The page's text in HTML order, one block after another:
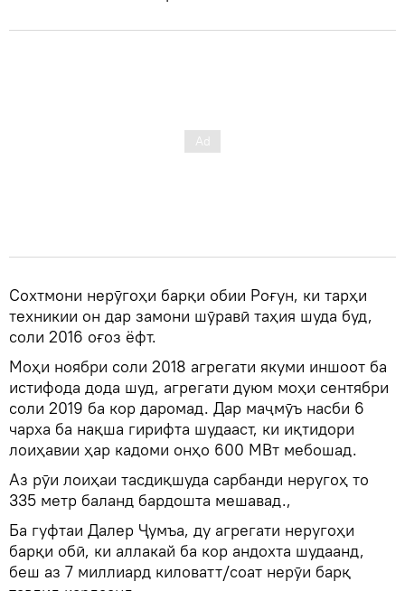
Сохтмони нерӯгоҳи барқи обии Роғун, ки тарҳи
техникии он дар замони шӯравӣ таҳия шуда буд,
соли 2016 оғоз ёфт.
Моҳи ноябри соли 2018 агрегати якуми иншоот ба
истифода дода шуд, агрегати дуюм моҳи сентябри
соли 2019 ба кор даромад. Дар маҷмӯъ насби 6
чарха ба нақша гирифта шудааст, ки иқтидори
лоиҳавии ҳар кадоми онҳо 600 МВт мебошад.
Аз рӯи лоиҳаи тасдиқшуда сарбанди неругоҳ то
335 метр баланд бардошта мешавад.,
Ба гуфтаи Далер Ҷумъа, ду агрегати неругоҳи
барқи обӣ, ки аллакай ба кор андохта шудаанд,
беш аз 7 миллиард киловатт/соат нерӯи барқ ​​